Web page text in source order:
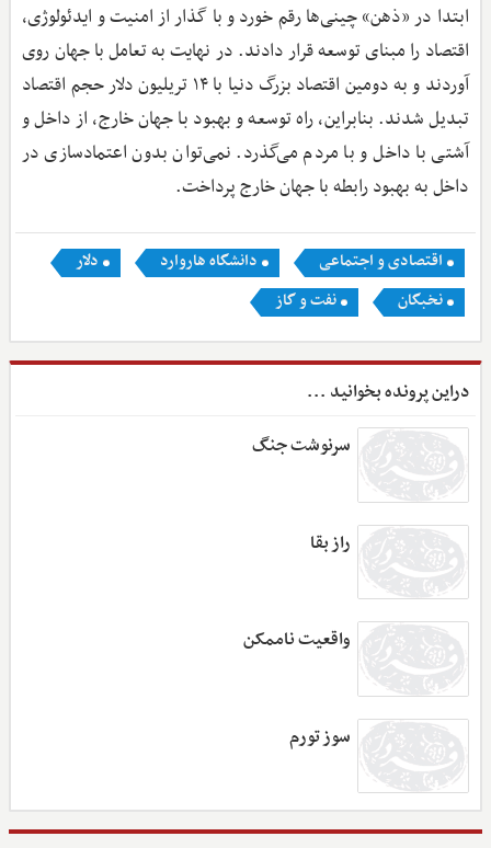
ابتدا در «ذهن» چینی‌ها رقم خورد و با گذار از امنیت و ایدئولوژی،
اقتصاد را مبنای توسعه قرار دادند. در نهایت به تعامل با جهان روی
آوردند و به دومین اقتصاد بزرگ دنیا با ۱۴ تریلیون دلار حجم اقتصاد
تبدیل شدند. بنابراین، راه توسعه و بهبود با جهان خارج، از داخل و
آشتی با داخل و با مردم می‌گذرد. نمی‌توان بدون اعتمادسازی در
داخل به بهبود رابطه با جهان خارج پرداخت.
اقتصادی و اجتماعی دانشگاه هاروارد
دلار
نخبگان
نفت و گاز
دراین پرونده بخوانید ...
سرنوشت جنگ
راز بقا
واقعیت ناممکن
سوز تورم